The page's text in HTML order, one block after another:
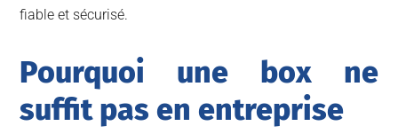
fiable et sécurisé.
Pourquoi une box ne
suffit pas en entreprise